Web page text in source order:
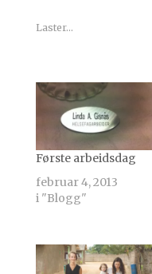
Laster...
Første arbeidsdag
februar 4, 2013
i "Blogg"